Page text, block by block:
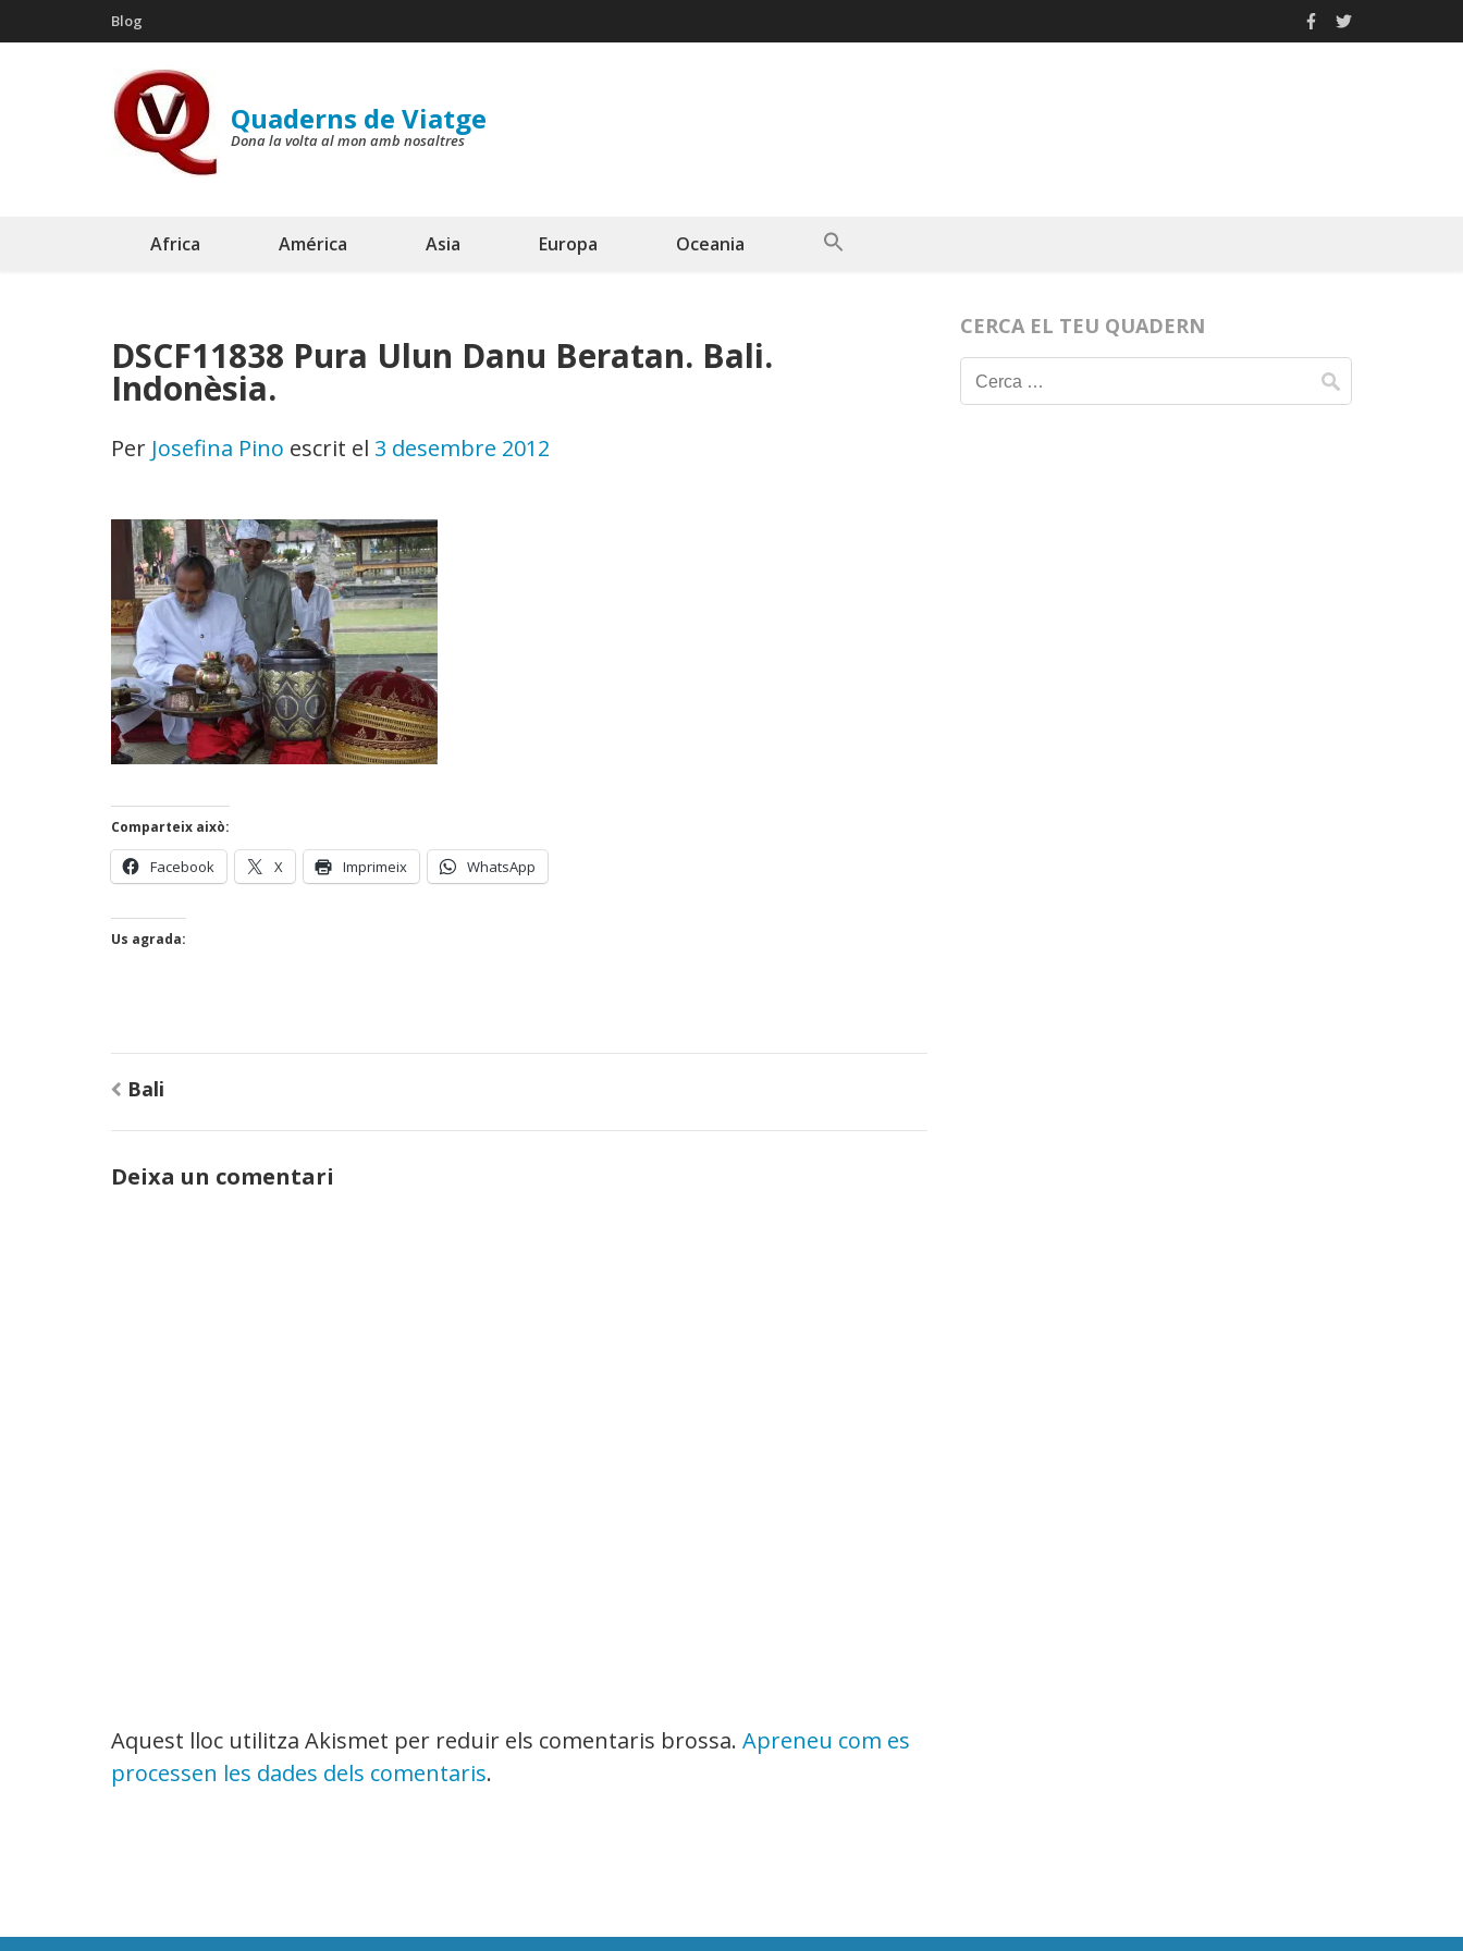
to
Blog
Quaderns de Viatge
Dona la volta al mon amb nosaltres
Africa América Asia Europa Oceania
DSCF11838 Pura Ulun Danu Beratan. Bali.
Indonèsia.
Per Josefina Pino escrit el 3 desembre 2012
Comparteix això:
Facebook X Imprimeix WhatsApp
Us agrada:
Navegació
Bali
Deixa un comentari
Aquest lloc utilitza Akismet per reduir els comentaris brossa. Apreneu com es
processen les dades dels comentaris.
CERCA EL TEU QUADERN
Cerca: